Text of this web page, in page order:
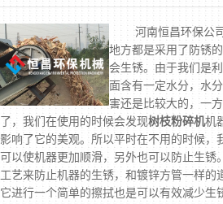
河南恒昌环保公
地方都是采用了防锈
会生锈。由于我们是
面含有一定水分，水
害还是比较大的，一
了，我们在使用的时候会发现树枝粉碎机机
影响了它的美观。所以平时在不用的时候，
可以使机器更加顺滑，另外也可以防止生锈
工艺来防止机器的生锈，和镀锌方管一样的
它进行一个简单的擦拭也是可以有效减少生